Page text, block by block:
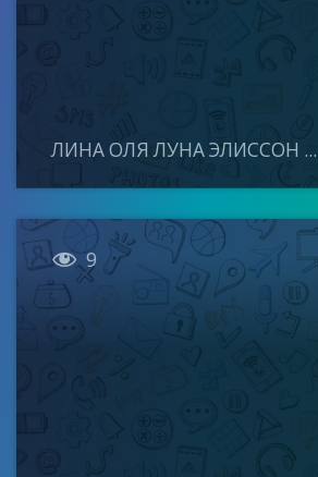
ЛИНА ОЛЯ ЛУНА ЭЛИССОН ...
 9